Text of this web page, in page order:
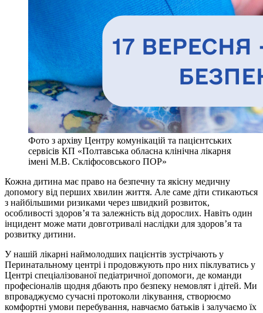
Фото з архіву Центру комунікацій та пацієнтських
сервісів КП «Полтавська обласна клінічна лікарня
імені М.В. Скліфосовського ПОР»
Кожна дитина має право на безпечну та якісну медичну
допомогу від перших хвилин життя. Але саме діти стикаються
з найбільшими ризиками через швидкий розвиток,
особливості здоров’я та залежність від дорослих. Навіть один
інцидент може мати довготривалі наслідки для здоров’я та
розвитку дитини.
У нашій лікарні наймолодших пацієнтів зустрічають у
Перинатальному центрі і продовжують про них піклуватись у
Центрі спеціалізованої педіатричної допомоги, де команди
професіоналів щодня дбають про безпеку немовлят і дітей. Ми
впроваджуємо сучасні протоколи лікування, створюємо
комфортні умови перебування, навчаємо батьків і залучаємо їх